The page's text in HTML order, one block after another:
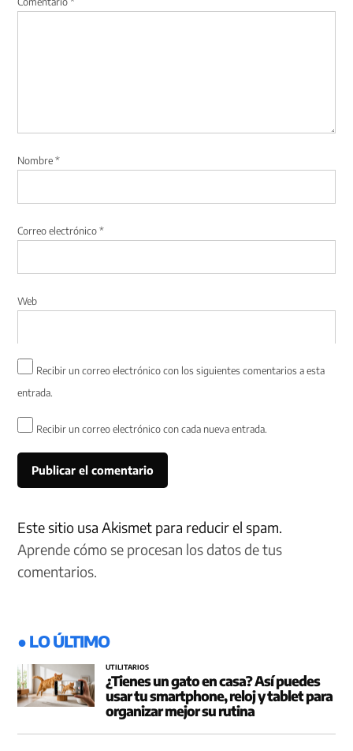
Nombre*
Correo electrónico*
Web
Recibir un correo electrónico con los siguientes comentarios a esta
entrada.
Recibir un correo electrónico con cada nueva entrada.
Este sitio usa Akismet para reducir el spam.
Aprende cómo se procesan los datos de tus
comentarios.
● LO ÚLTIMO
UTILITARIOS
¿Tienes un gato en casa? Así puedes
usar tu smartphone, reloj y tablet para
organizar mejor su rutina